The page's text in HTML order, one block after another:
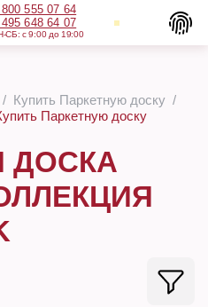
555 07 64
648 64 07
СБ: с 9:00 до 19:00
Купить Паркетную доску
Паркетную доску
ДОСКА